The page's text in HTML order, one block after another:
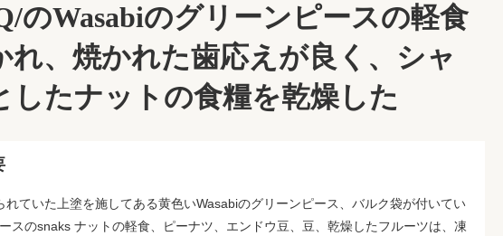
のWasabiのグリーンピースの軽食
れ、焼かれた歯応えが良く、シャ
したナットの食糧を乾燥した
れていた上塗を施してある黄色いWasabiのグリーンピース、バルク袋が付いてい
スのsnaks ナットの軽食、ピーナツ、エンドウ豆、豆、乾燥したフルーツは、凍